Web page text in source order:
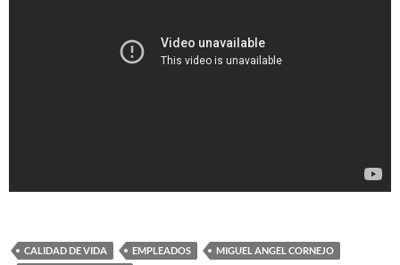
CALIDAD DE VIDA EMPLEADOS
MIGUEL ANGEL CORNEJO